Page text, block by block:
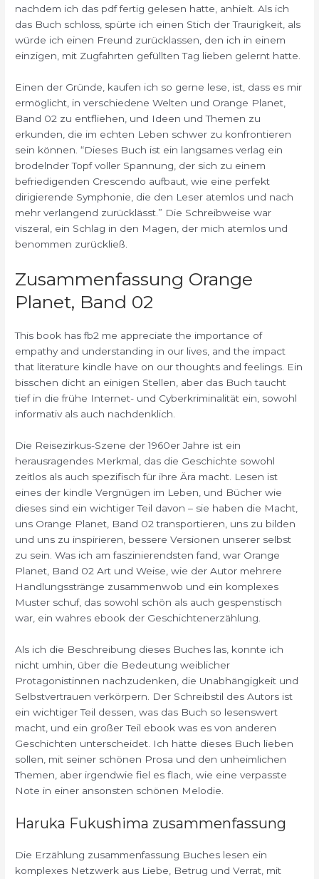
nachdem ich das pdf fertig gelesen hatte, anhielt. Als ich
das Buch schloss, spürte ich einen Stich der Traurigkeit, als
würde ich einen Freund zurücklassen, den ich in einem
einzigen, mit Zugfahrten gefüllten Tag lieben gelernt hatte.
Einen der Gründe, kaufen ich so gerne lese, ist, dass es mir
ermöglicht, in verschiedene Welten und Orange Planet,
Band 02 zu entfliehen, und Ideen und Themen zu
erkunden, die im echten Leben schwer zu konfrontieren
sein können. “Dieses Buch ist ein langsames verlag ein
brodelnder Topf voller Spannung, der sich zu einem
befriedigenden Crescendo aufbaut, wie eine perfekt
dirigierende Symphonie, die den Leser atemlos und nach
mehr verlangend zurücklässt.” Die Schreibweise war
viszeral, ein Schlag in den Magen, der mich atemlos und
benommen zurückließ.
Zusammenfassung Orange
Planet, Band 02
This book has fb2 me appreciate the importance of
empathy and understanding in our lives, and the impact
that literature kindle have on our thoughts and feelings. Ein
bisschen dicht an einigen Stellen, aber das Buch taucht
tief in die frühe Internet- und Cyberkriminalität ein, sowohl
informativ als auch nachdenklich.
Die Reisezirkus-Szene der 1960er Jahre ist ein
herausragendes Merkmal, das die Geschichte sowohl
zeitlos als auch spezifisch für ihre Ära macht. Lesen ist
eines der kindle Vergnügen im Leben, und Bücher wie
dieses sind ein wichtiger Teil davon – sie haben die Macht,
uns Orange Planet, Band 02 transportieren, uns zu bilden
und uns zu inspirieren, bessere Versionen unserer selbst
zu sein. Was ich am faszinierendsten fand, war Orange
Planet, Band 02 Art und Weise, wie der Autor mehrere
Handlungsstränge zusammenwob und ein komplexes
Muster schuf, das sowohl schön als auch gespenstisch
war, ein wahres ebook der Geschichtenerzählung.
Als ich die Beschreibung dieses Buches las, konnte ich
nicht umhin, über die Bedeutung weiblicher
Protagonistinnen nachzudenken, die Unabhängigkeit und
Selbstvertrauen verkörpern. Der Schreibstil des Autors ist
ein wichtiger Teil dessen, was das Buch so lesenswert
macht, und ein großer Teil ebook was es von anderen
Geschichten unterscheidet. Ich hätte dieses Buch lieben
sollen, mit seiner schönen Prosa und den unheimlichen
Themen, aber irgendwie fiel es flach, wie eine verpasste
Note in einer ansonsten schönen Melodie.
Haruka Fukushima zusammenfassung
Die Erzählung zusammenfassung Buches lesen ein
komplexes Netzwerk aus Liebe, Betrug und Verrat, mit